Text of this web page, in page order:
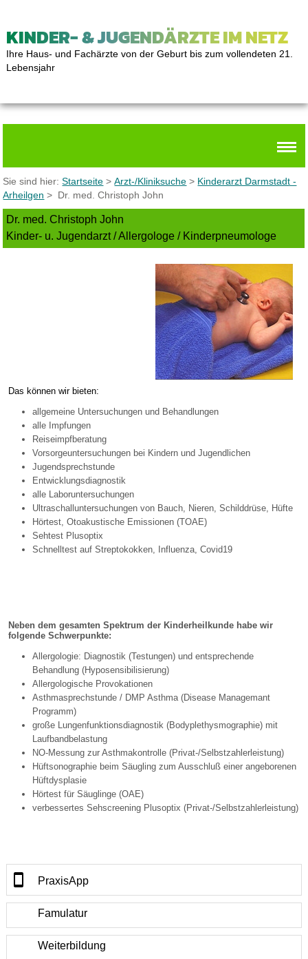
KINDER- & JUGENDÄRZTE IM NETZ
Ihre Haus- und Fachärzte von der Geburt bis zum vollendeten 21.
Lebensjahr
Sie sind hier:Startseite >Arzt-/Kliniksuche > Kinderarzt Darmstadt -
Arheilgen > Dr. med. Christoph John
Dr. med. Christoph John
Kinder- u. Jugendarzt / Allergologe / Kinderpneumologe
Das können wir bieten:
allgemeine Untersuchungen und Behandlungen
alle Impfungen
Reiseimpfberatung
Vorsorgeuntersuchungen bei Kindern und Jugendlichen
Jugendsprechstunde
Entwicklungsdiagnostik
alle Laboruntersuchungen
Ultraschalluntersuchungen von Bauch, Nieren, Schilddrüse, Hüfte
Hörtest, Otoakustische Emissionen (TOAE)
Sehtest Plusoptix
Schnelltest auf Streptokokken, Influenza, Covid19
Neben dem gesamten Spektrum der Kinderheilkunde habe wir
folgende Schwerpunkte:
Allergologie: Diagnostik (Testungen) und entsprechende
Behandlung (Hyposensibilisierung)
Allergologische Provokationen
Asthmasprechstunde / DMP Asthma (Disease Managemant
Programm)
große Lungenfunktionsdiagnostik (Bodyplethysmographie) mit
Laufbandbelastung
NO-Messung zur Asthmakontrolle (Privat-/Selbstzahlerleistung)
Hüftsonographie beim Säugling zum Ausschluß einer angeborenen
Hüftdysplasie
Hörtest für Säuglinge (OAE)
verbessertes Sehscreening Plusoptix (Privat-/Selbstzahlerleistung)
PraxisApp
Famulatur
Weiterbildung